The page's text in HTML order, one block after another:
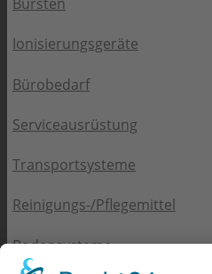
Ionisierungsgeräte
Bürobedarf
Serviceausrüstung
Transportsysteme
Reinigungs-/Pflegemittel
Bodensysteme